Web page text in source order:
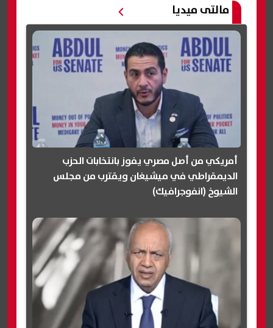
مالتى ميديا
أمريكي من أصل مصري يفوز بانتخابات الحزب
الديمقراطي في ميشيغان ويقترب من مجلس
الشيوخ (انفوجرافيك)